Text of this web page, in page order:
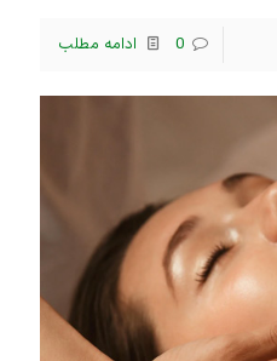
0 ادامه مطلب